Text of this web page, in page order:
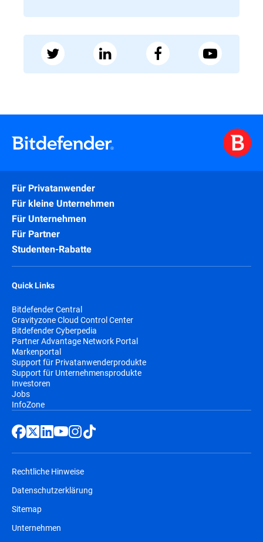
Für Privatanwender
Für kleine Unternehmen
Für Unternehmen
Für Partner
Studenten-Rabatte
Quick Links
Bitdefender Central
Gravityzone Cloud Control Center
Bitdefender Cyberpedia
Partner Advantage Network Portal
Markenportal
Support für Privatanwenderprodukte
Support für Unternehmensprodukte
Investoren
Jobs
InfoZone
Rechtliche Hinweise
Datenschutzerklärung
Sitemap
Unternehmen